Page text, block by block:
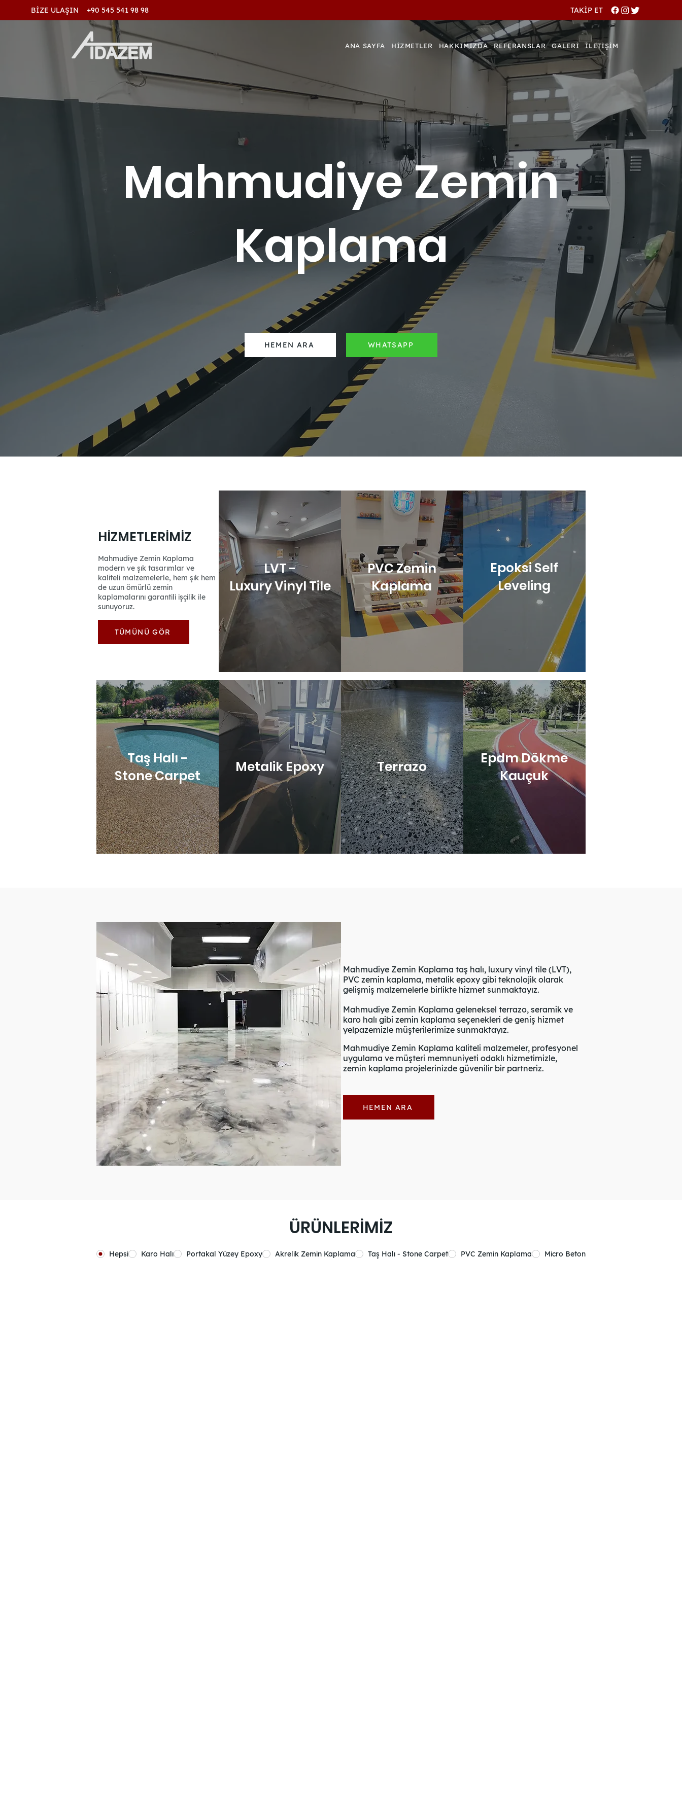
BİZE ULAŞIN +90 545 541 98 98 TAKİP ET
ANA SAYFA HİZMETLER HAKKIMIZDA REFERANSLAR GALERİ İLETİŞİM
Mahmudiye Zemin
Kaplama
HEMEN ARA WHATSAPP
HİZMETLERİMİZ
Mahmudiye Zemin Kaplama
modern ve şık tasarımlar ve
kaliteli malzemelerle, hem şık hem
de uzun ömürlü zemin
kaplamalarını garantili işçilik ile
sunuyoruz.
TÜMÜNÜ GÖR
LVT -
Luxury Vinyl Tile
PVC Zemin
Kaplama
Epoksi Self
Leveling
Taş Halı -
Stone Carpet
Metalik Epoxy Terrazo
Epdm Dökme
Kauçuk
Mahmudiye Zemin Kaplama taş halı, luxury vinyl tile (LVT),
PVC zemin kaplama, metalik epoxy gibi teknolojik olarak
gelişmiş malzemelerle birlikte hizmet sunmaktayız.
Mahmudiye Zemin Kaplama geleneksel terrazo, seramik ve
karo halı gibi zemin kaplama seçenekleri de geniş hizmet
yelpazemizle müşterilerimize sunmaktayız.
Mahmudiye Zemin Kaplama kaliteli malzemeler, profesyonel
uygulama ve müşteri memnuniyeti odaklı hizmetimizle,
zemin kaplama projelerinizde güvenilir bir partneriz.
HEMEN ARA
ÜRÜNLERİMİZ
Hepsi Karo Halı Portakal Yüzey Epoxy Akrelik Zemin Kaplama Taş Halı - Stone Carpet PVC Zemin Kaplama Micro Beton